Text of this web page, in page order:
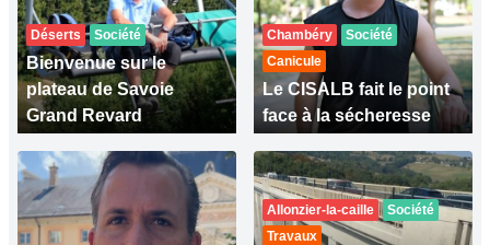
Déserts Société
Bienvenue sur le
plateau de Savoie
Grand Revard
Chambéry
Société
Canicule
Le CISALB fait le point
face à la sécheresse
Allonzier-la-caille
Société
Travaux